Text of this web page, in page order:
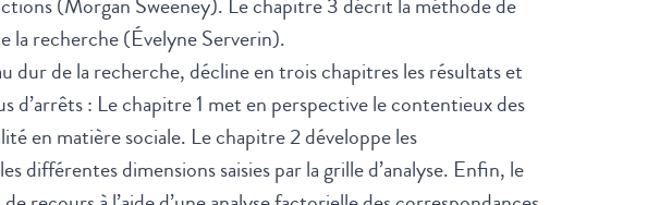
la recherche (Évelyne Serverin).
dur de la recherche, décline en trois chapitres les résultats et
d’arrêts : Le chapitre 1 met en perspective le contentieux des
en matière sociale. Le chapitre 2 développe les
différentes dimensions saisies par la grille d’analyse. Enfin, le